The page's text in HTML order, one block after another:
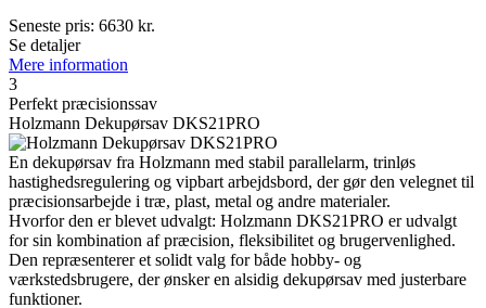
Seneste pris: 6630 kr.
Se detaljer
Mere information
3
Perfekt præcisionssav
Holzmann Dekupørsav DKS21PRO
En dekupørsav fra Holzmann med stabil parallelarm, trinløs
hastighedsregulering og vipbart arbejdsbord, der gør den velegnet til
præcisionsarbejde i træ, plast, metal og andre materialer.
Hvorfor den er blevet udvalgt: Holzmann DKS21PRO er udvalgt
for sin kombination af præcision, fleksibilitet og brugervenlighed.
Den repræsenterer et solidt valg for både hobby- og
værkstedsbrugere, der ønsker en alsidig dekupørsav med justerbare
funktioner.